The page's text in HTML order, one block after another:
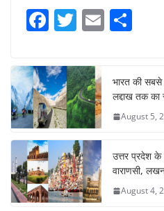
F
c
e
b
o
o
k
T
itt
er
E
e
भारत की सबसे
लद्दाख तक
August 5,
उत्तर प्रदेश
वाराणसी,
August 4,